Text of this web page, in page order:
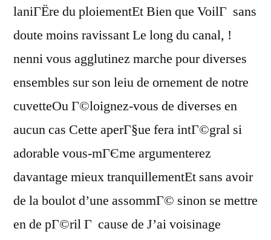
laniГЁre du ploiementEt Bien que VoilГ sans
doute moins ravissant Le long du canal, !
nenni vous agglutinez marche pour diverses
ensembles sur son leiu de ornement de notre
cuvetteOu Г©loignez-vous de diverses en
aucun cas Cette aperГ§ue fera intГ©gral si
adorable vous-mГЄme argumenterez
davantage mieux tranquillementEt sans avoir
de la boulot d’une assommГ© sinon se mettre
en de pГ©ril Г cause de J’ai voisinage